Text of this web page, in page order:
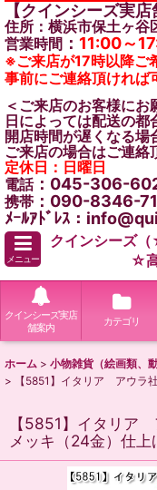
【クインシーズ実店
住所：横浜市保土ヶ
営業時間 ： 11:00～
※ご来店が17時以降ご
事前にご連絡頂ければ
＜ご来店のお客様にお
日によっては配送の都
開店時間が遅くなる場
ご来店の場合はご連絡
定休日：日曜日
電話：045-306-
携帯 ：090-8346-
ﾒｰﾙｱﾄﾞﾚｽ：
メニュー
クインシーズ
☆
クインシーズ実店
舗案内
カテゴリ
ホーム > 小物雑貨（絵画類、
>
【5851】イタリア アウラ
【5851】イタリ
メッキ（24金）仕上